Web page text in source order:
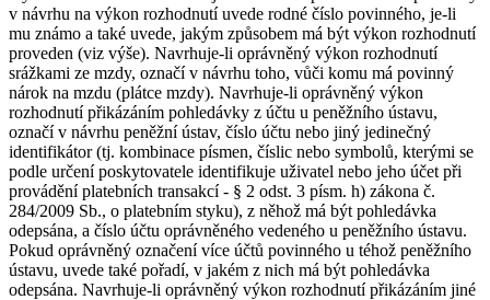
v návrhu na výkon rozhodnutí uvede rodné číslo povinného, je-li
mu známo a také uvede, jakým způsobem má být výkon rozhodnutí
proveden (viz výše). Navrhuje-li oprávněný výkon rozhodnutí
srážkami ze mzdy, označí v návrhu toho, vůči komu má povinný
nárok na mzdu (plátce mzdy). Navrhuje-li oprávněný výkon
rozhodnutí přikázáním pohledávky z účtu u peněžního ústavu,
označí v návrhu peněžní ústav, číslo účtu nebo jiný jedinečný
identifikátor (tj. kombinace písmen, číslic nebo symbolů, kterými se
podle určení poskytovatele identifikuje uživatel nebo jeho účet při
provádění platebních transakcí - § 2 odst. 3 písm. h) zákona č.
284/2009 Sb., o platebním styku), z něhož má být pohledávka
odepsána, a číslo účtu oprávněného vedeného u peněžního ústavu.
Pokud oprávněný označení více účtů povinného u téhož peněžního
ústavu, uvede také pořadí, v jakém z nich má být pohledávka
odepsána. Navrhuje-li oprávněný výkon rozhodnutí přikázáním jiné